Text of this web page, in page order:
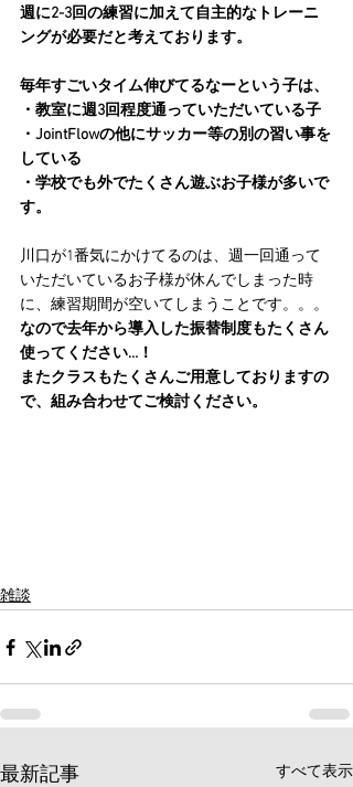
週に2-3回の練習に加えて自主的なトレーニ
ングが必要だと考えております。
毎年すごいタイム伸びてるなーという子は、
・教室に週3回程度通っていただいている子
・JointFlowの他にサッカー等の別の習い事を
している
・学校でも外でたくさん遊ぶお子様が多いで
す。
川口が1番気にかけてるのは、週一回通って
いただいているお子様が休んでしまった時
に、練習期間が空いてしまうことです。。。
なので去年から導入した振替制度もたくさん
使ってください…！
またクラスもたくさんご用意しておりますの
で、組み合わせてご検討ください。
雑談
最新記事 すべて表示